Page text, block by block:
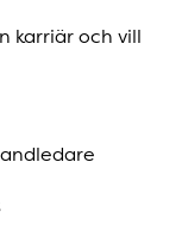
karriär och vill